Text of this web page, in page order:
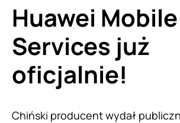
Huawei Mobile
Services już
oficjalnie!
Chiński producent wydał